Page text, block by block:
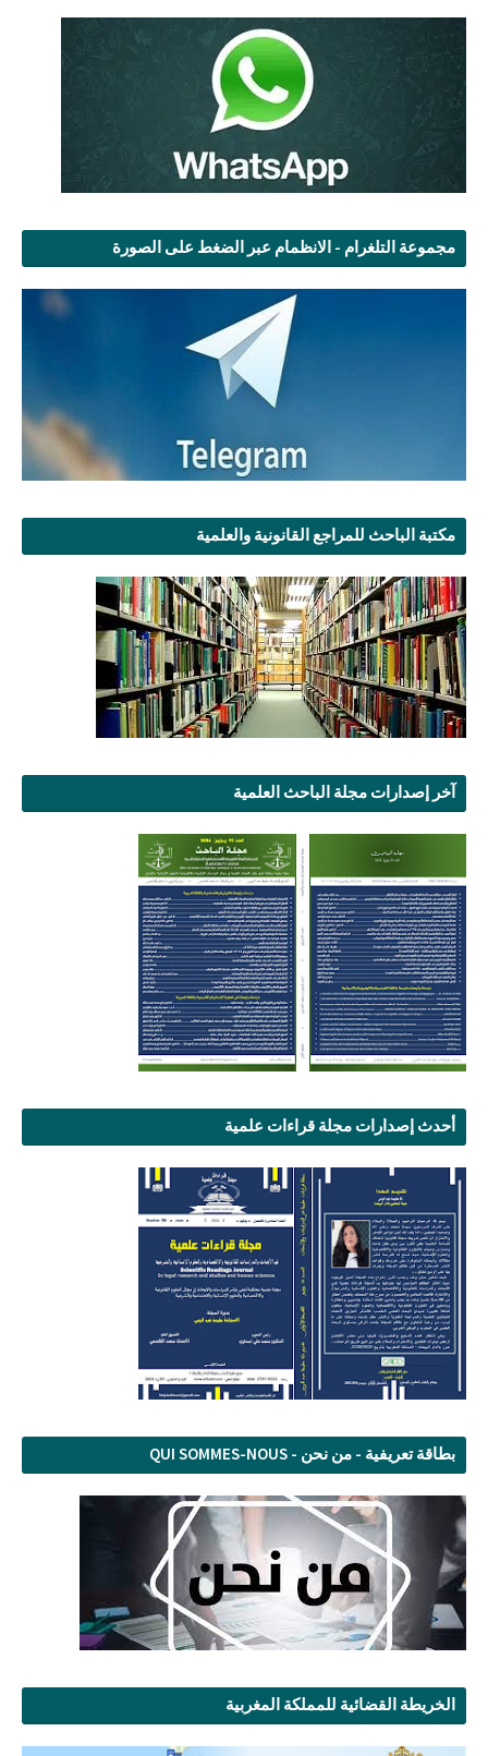
مجموعة التلغرام - الانظمام عبر الضغط على الصورة
مكتبة الباحث للمراجع القانونية والعلمية
آخر إصدارات مجلة الباحث العلمية
أحدث إصدارات مجلة قراءات علمية
بطاقة تعريفية - من نحن - QUI SOMMES-NOUS
الخريطة القضائية للمملكة المغربية